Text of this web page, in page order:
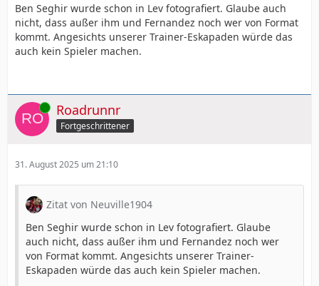
Ben Seghir wurde schon in Lev fotografiert. Glaube auch
nicht, dass außer ihm und Fernandez noch wer von Format
kommt. Angesichts unserer Trainer-Eskapaden würde das
auch kein Spieler machen.
Online Roadrunnr
Fortgeschrittener
31. August 2025 um 21:10
Zitat von Neuville1904
Ben Seghir wurde schon in Lev fotografiert. Glaube
auch nicht, dass außer ihm und Fernandez noch wer
von Format kommt. Angesichts unserer Trainer-
Eskapaden würde das auch kein Spieler machen.